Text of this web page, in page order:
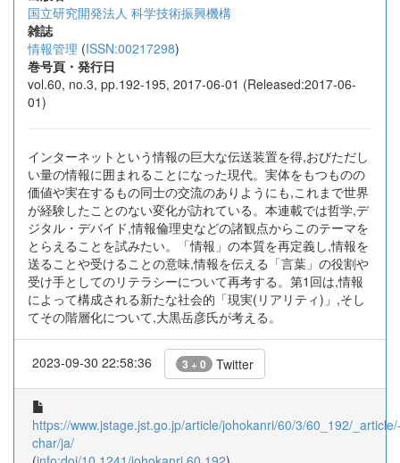
国立研究開発法人 科学技術振興機構
雑誌
情報管理 (ISSN:00217298)
巻号頁・発行日
vol.60, no.3, pp.192-195, 2017-06-01 (Released:2017-06-
01)
インターネットという情報の巨大な伝送装置を得,おびただし
い量の情報に囲まれることになった現代。実体をもつものの
価値や実在するもの同士の交流のありようにも,これまで世界
が経験したことのない変化が訪れている。本連載では哲学,デ
ジタル・デバイド,情報倫理史などの諸観点からこのテーマを
とらえることを試みたい。「情報」の本質を再定義し,情報を
送ることや受けることの意味,情報を伝える「言葉」の役割や
受け手としてのリテラシーについて再考する。第1回は,情報
によって構成される新たな社会的「現実(リアリティ)」,そし
てその階層化について,大黒岳彦氏が考える。
2023-09-30 22:58:36 3 + 0 Twitter
https://www.jstage.jst.go.jp/article/johokanri/60/3/60_192/
char/ja/